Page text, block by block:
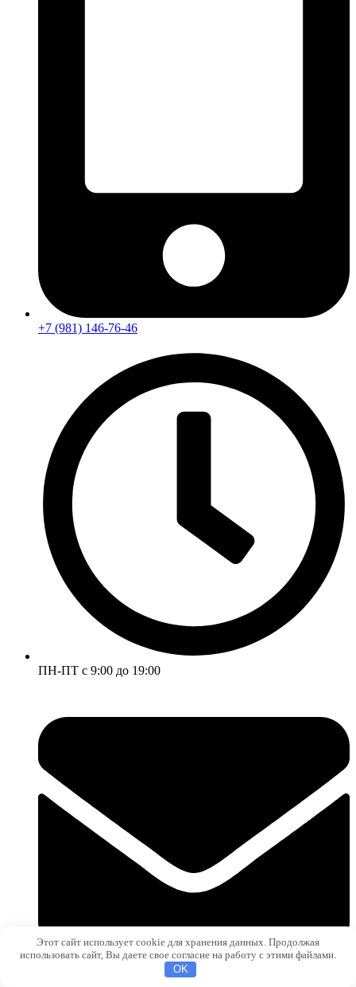
+7 (981) 146-76-46
ПН-ПТ с 9:00 до 19:00
Этот сайт использует cookie для хранения данных. Продолжая
использовать сайт, Вы даете свое согласие на работу с этими файлами.
OK